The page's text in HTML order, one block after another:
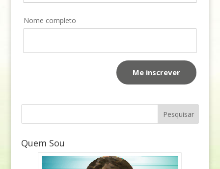
Nome completo
Quem Sou